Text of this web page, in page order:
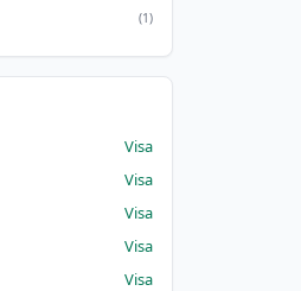
(1)
Visa
Visa
Visa
Visa
Visa